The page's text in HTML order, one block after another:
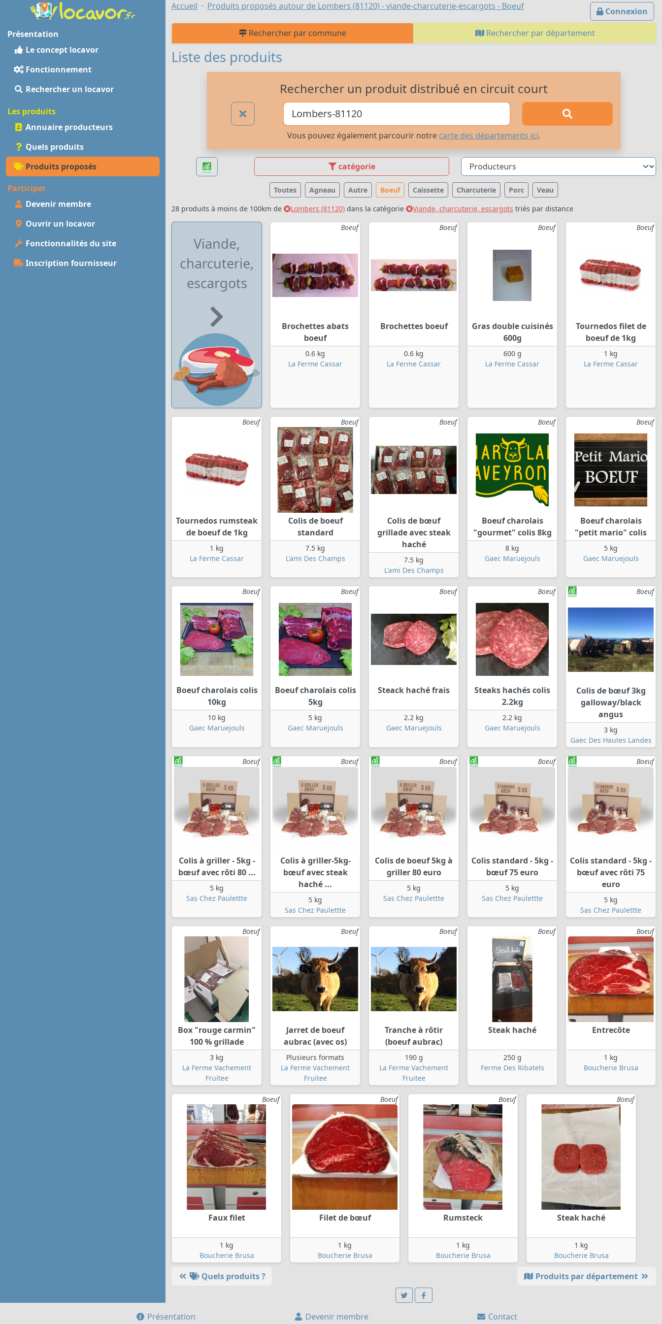
Présentation
Le concept locavor
Fonctionnement
Rechercher un locavor
Les produits
Annuaire producteurs
Quels produits
Produits proposés
Participer
Devenir membre
Ouvrir un locavor
Fonctionnalités du site
Inscription fournisseur
Connexion
Accueil Produits proposés autour de Lombers (81120) - viande-charcuterie-escargots - Boeuf
Rechercher par commune Rechercher par département
Liste des produits
Rechercher un produit distribué en circuit court
Vous pouvez également parcourir notre carte des départements ici.
catégorie
Toutes Agneau Autre Boeuf Caissette Charcuterie Porc
Veau
28 produits à moins de 100km de
Lombers (81120) dans la catégorie Viande, charcuterie, escargots triés par distance
Viande,
charcuterie,
escargots
Boeuf
Brochettes abats
boeuf
0.6 kg
La Ferme Cassar
Boeuf
Brochettes boeuf
0.6 kg
La Ferme Cassar
Boeuf
Gras double cuisinés
600g
600 g
La Ferme Cassar
Boeuf
Tournedos filet de
boeuf de 1kg
1 kg
La Ferme Cassar
Boeuf
Tournedos rumsteak
de boeuf de 1kg
1 kg
La Ferme Cassar
Boeuf
Colis de boeuf
standard
7.5 kg
L'ami Des Champs
Boeuf
Colis de bœuf
grillade avec steak
haché
7.5 kg
L'ami Des Champs
Boeuf
Boeuf charolais
"gourmet" colis 8kg
8 kg
Gaec Maruejouls
Boeuf
Boeuf charolais
"petit mario" colis
5 kg
Gaec Maruejouls
Boeuf
Boeuf charolais colis
10kg
10 kg
Gaec Maruejouls
Boeuf
Boeuf charolais colis
5kg
5 kg
Gaec Maruejouls
Boeuf
Steack haché frais
2.2 kg
Gaec Maruejouls
Boeuf
Steaks hachés colis
2.2kg
2.2 kg
Gaec Maruejouls
Boeuf
Colis de bœuf 3kg
galloway/black
angus
3 kg
Gaec Des Hautes Landes
Boeuf
Colis à griller - 5kg -
bœuf avec rôti 80 ...
5 kg
Sas Chez Paulettte
Boeuf
Colis à griller-5kg-
bœuf avec steak
haché ...
5 kg
Sas Chez Paulettte
Boeuf
Colis de boeuf 5kg à
griller 80 euro
5 kg
Sas Chez Paulettte
Boeuf
Colis standard - 5kg -
bœuf 75 euro
5 kg
Sas Chez Paulettte
Boeuf
Colis standard - 5kg -
bœuf avec rôti 75
euro
5 kg
Sas Chez Paulettte
Boeuf
Box "rouge carmin"
100 % grillade
3 kg
La Ferme Vachement
Fruitee
Boeuf
Jarret de boeuf
aubrac (avec os)
Plusieurs formats
La Ferme Vachement
Fruitee
Boeuf
Tranche à rôtir
(boeuf aubrac)
190 g
La Ferme Vachement
Fruitee
Boeuf
Steak haché
250 g
Ferme Des Ribatels
Boeuf
Entrecôte
1 kg
Boucherie Brusa
Boeuf
Faux filet
1 kg
Boucherie Brusa
Boeuf
Filet de bœuf
1 kg
Boucherie Brusa
Boeuf
Rumsteck
1 kg
Boucherie Brusa
Boeuf
Steak haché
1 kg
Boucherie Brusa
Produits par département
Quels produits ?
Présentation Devenir membre Contact